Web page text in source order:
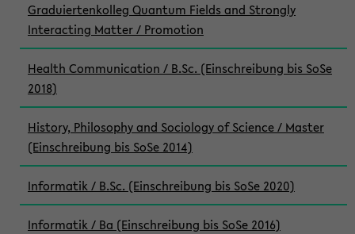
Graduiertenkolleg Quantum Fields and Strongly
Interacting Matter / Promotion
Health Communication / B.Sc. (Einschreibung bis SoSe
2018)
History, Philosophy and Sociology of Science / Master
(Einschreibung bis SoSe 2014)
Informatik / B.Sc. (Einschreibung bis SoSe 2020)
Informatik / Ba (Einschreibung bis SoSe 2016)